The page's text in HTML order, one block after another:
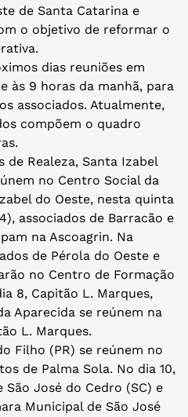
de Santa Catarina e
o objetivo de reformar o
dias reuniões em
às 9 horas da manhã, para
associados. Atualmente,
compõem o quadro
de Realeza, Santa Izabel
no Centro Social da
do Oeste, nesta quinta
associados de Barracão e
na Ascoagrin. Na
de Pérola do Oeste e
no Centro de Formação
8, Capitão L. Marques,
Aparecida se reúnem na
L. Marques.
Filho (PR) se reúnem no
de Palma Sola. No dia 10,
São José do Cedro (SC) e
Municipal de São José